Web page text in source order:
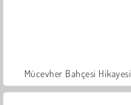
Mücevher Bahçesi Hikayesi